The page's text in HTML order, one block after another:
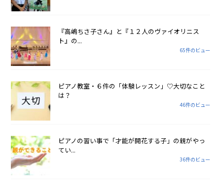
『高嶋ちさ子さん』と『１２人のヴァイオリニス
ト』の...
65件のビュー
ピアノ教室・６件の「体験レッスン」♡大切なこと
は？
46件のビュー
ピアノの習い事で「才能が開花する子」の親がやっ
てい...
36件のビュー